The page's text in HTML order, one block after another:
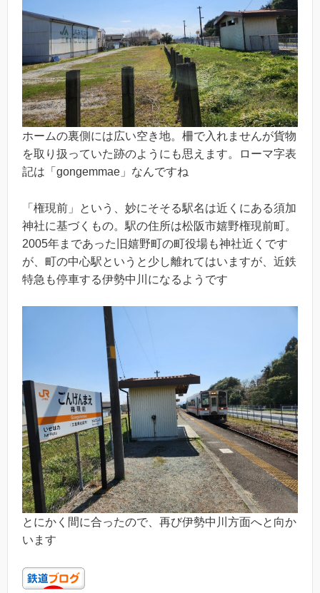
ホームの裏側には広い空き地。柵で入れませんが貨物
を取り扱っていた跡のようにも思えます。ローマ字表
記は「gongemmae」なんですね
「権現前」という、妙にそそる駅名は近くにある須加
神社に基づくもの。駅の住所は松阪市嬉野権現前町。
2005年まであった旧嬉野町の町役場も神社近くです
が、町の中心駅というと少し離れてはいますが、近鉄
特急も停車する伊勢中川になるようです
とにかく間に合ったので、再び伊勢中川方面へと向か
います